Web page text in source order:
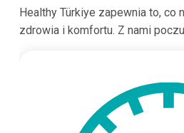
Healthy Türkiye zapewnia to, co
zdrowia i komfortu. Z nami